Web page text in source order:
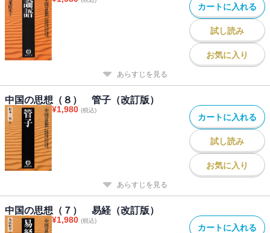
カートに入れる
試し読み
お気に入り
あらすじを見る
中国の思想（８） 管子（改訂版）
¥1,980 (税込)
カートに入れる
試し読み
お気に入り
あらすじを見る
中国の思想（７） 易経（改訂版）
¥1,980 (税込)
カートに入れる